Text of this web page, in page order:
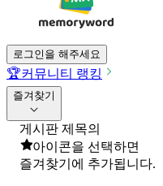
로그인을 해주세요
🏆커뮤니티 랭킹
즐겨찾기
게시판 제목의
아이콘을 선택하면
즐겨찾기에 추가됩니다.